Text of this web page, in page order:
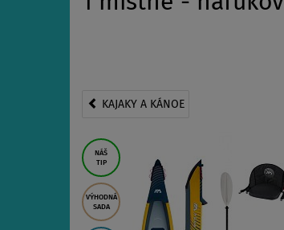
KAJAKY A KÁNOE
NÁŠ
TIP
VÝHODNÁ
SADA